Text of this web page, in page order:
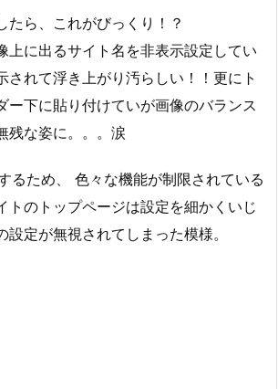
たら、これがびっくり！？
上に出るサイト名を非表示設定してい
されて浮き上がり汚らしい！！更にト
ー下に貼り付けていが画像のバランス
残な姿に。。。涙
るため、 色々な機能が制限されている
トのトップページは設定を細かくいじ
設定が無視されてしまった模様。